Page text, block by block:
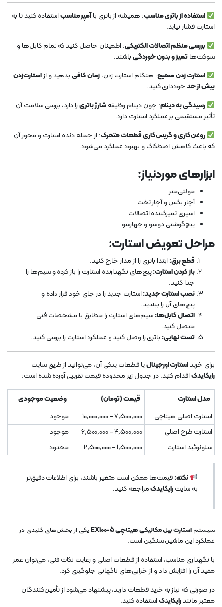
استفاده از باتری مناسب: همیشه از باتری باآمپر مناسباستفاده کنید تا به
استارت فشار نیاید.
بررسی منظم اتصالات الکتریکی: اطمینان حاصل کنید که تمام کابل‌ها و
سوکت‌هاتمیز و بدون خوردگیباشند.
استارت‌ زدن صحیح: هنگام استارت زدن،زمان کافیبدهید و ازاستارت‌زدن
بیش از حدخودداری کنید.
رسیدگی به دینام: چون دینام وظیفهشارژ باتریرا دارد، بررسی سلامت آن
تأثیر مستقیمی بر عملکرد استارت دارد.
روغن‌کاری و گریس‌کاری قطعات متحرک: از جمله دنده استارت و محور آن
که باعث کاهش اصطکاک و بهبود عملکرد می‌شود.
ابزارهای موردنیاز:
مولتی‌متر
آچار بکس و آچار تخت
اسپری تمیزکننده اتصالات
پیچ‌گوشتی دوسو و چهارسو
مراحل تعویض استارت:
قطع برق:ابتدا باتری را از مدار خارج کنید.
باز کردن استارت:پیچ‌های نگهدارنده استارت را باز کرده و سیم‌ها را
جدا کنید.
نصب استارت جدید:استارت جدید را در جای خود قرار داده و
پیچ‌های آن را ببندید.
اتصال کابل‌ها:سیم‌های استارت را مطابق با مشخصات فنی
متصل کنید.
تست نهایی: باتری را وصل کنید و عملکرد استارت را بررسی کنید.
برای خریداستارت اورجینالیا قطعات یدکی آن، می‌توانید از طریق سایت
رایکایدکاقدام کنید. در جدول زیر محدوده قیمت تقریبی آورده شده است:
مدل استارت قیمت (تومان)
وضعیت موجودی
استارت اصلی هیتاچی
7,500,000 – 10,000,000
موجود
استارت طرح اصلی
4,500,000 – 6,500,000
موجود
سلونوئید استارت
1,500,000 – 2,500,000 محدود
نکته:قیمت‌ها ممکن است متغیر باشند، برای اطلاعات دقیق‌تر
به سایترایکایدکمراجعه کنید.
سیستماستارت بیل مکانیکی هیتاچی EX100-5
یکی از بخش‌های کلیدی در
عملکرد این ماشین سنگین است.
با نگهداری مناسب، استفاده از قطعات اصلی و رعایت نکات فنی، می‌توان عمر
مفید آن را افزایش داد و از خرابی‌های ناگهانی جلوگیری کرد.
در صورتی که نیاز به خرید قطعات دارید، پیشنهاد می‌شود از تأمین‌کنندگان
معتبر مانندرایکایدکاستفاده کنید.